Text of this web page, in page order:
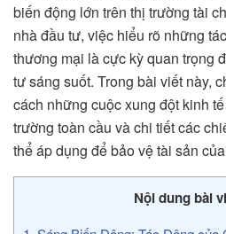
biến động lớn trên thị trường tài
nhà đầu tư, việc hiểu rõ những
thương mại là cực kỳ quan trọng
tư sáng suốt. Trong bài viết này,
cách những cuộc xung đột kinh
trường toàn cầu và chi tiết các
thể áp dụng để bảo vệ tài sản
Nội dung bài